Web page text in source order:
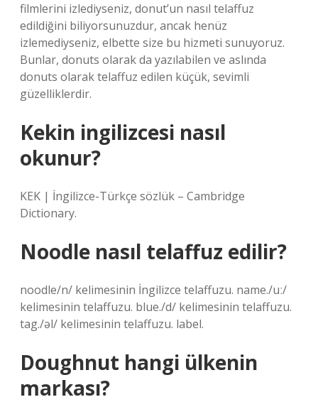
filmlerini izlediyseniz, donut’un nasıl telaffuz
edildiğini biliyorsunuzdur, ancak henüz
izlemediyseniz, elbette size bu hizmeti sunuyoruz.
Bunlar, donuts olarak da yazılabilen ve aslında
donuts olarak telaffuz edilen küçük, sevimli
güzelliklerdir.
Kekin ingilizcesi nasıl
okunur?
KEK | İngilizce-Türkçe sözlük – Cambridge
Dictionary.
Noodle nasıl telaffuz edilir?
noodle/n/ kelimesinin İngilizce telaffuzu. name./uː/
kelimesinin telaffuzu. blue./d/ kelimesinin telaffuzu.
tag./əl/ kelimesinin telaffuzu. label.
Doughnut hangi ülkenin
markası?